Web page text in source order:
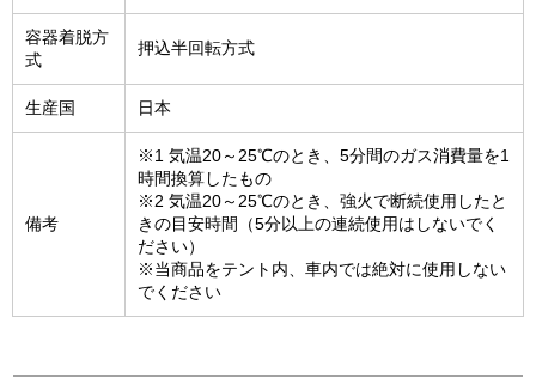
容器着脱方
式
押込半回転方式
生産国 日本
備考
※1 気温20～25℃のとき、5分間のガス消費量を1
時間換算したもの
※2 気温20～25℃のとき、強火で断続使用したと
きの目安時間（5分以上の連続使用はしないでく
ださい）
※当商品をテント内、車内では絶対に使用しない
でください